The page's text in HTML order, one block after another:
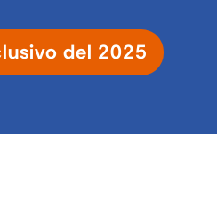
del 2025